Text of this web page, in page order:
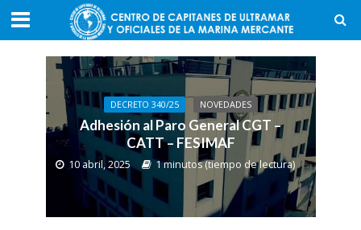
DECRETO 340/25 NOVEDADES
Adhesión al Paro General CGT –
CATT – FESIMAF
10 abril, 2025 1 minutos (tiempo de lectura)